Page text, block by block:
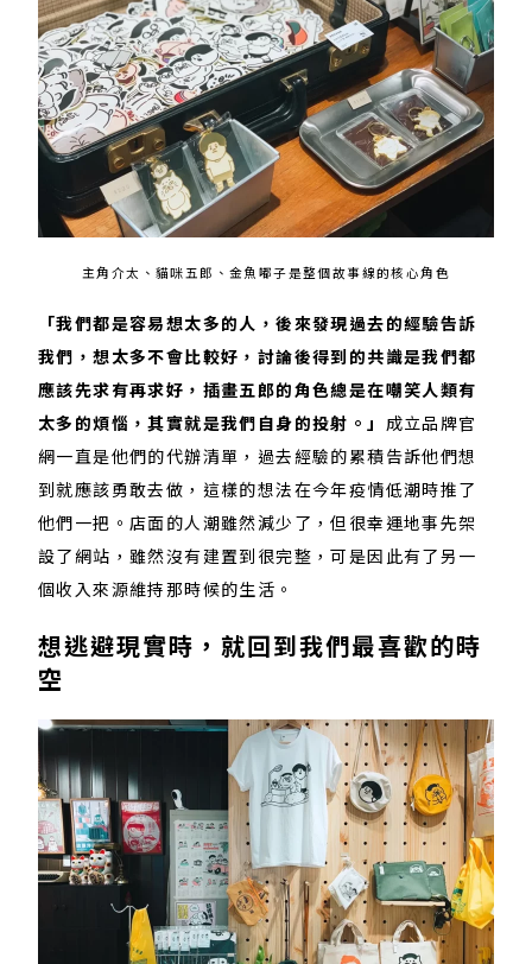
主角介太、貓咪五郎、金魚嘟子是整個故事線的核心角色
「我們都是容易想太多的人，後來發現過去的經驗告訴
我們，想太多不會比較好，討論後得到的共識是我們都
應該先求有再求好，插畫五郎的角色總是在嘲笑人類有
太多的煩惱，其實就是我們自身的投射。」 成立品牌官
網一直是他們的代辦清單，過去經驗的累積告訴他們想
到就應該勇敢去做，這樣的想法在今年疫情低潮時推了
他們一把。店面的人潮雖然減少了，但很幸運地事先架
設了網站，雖然沒有建置到很完整，可是因此有了另一
個收入來源維持那時候的生活。
想逃避現實時，就回到我們最喜歡的時
空